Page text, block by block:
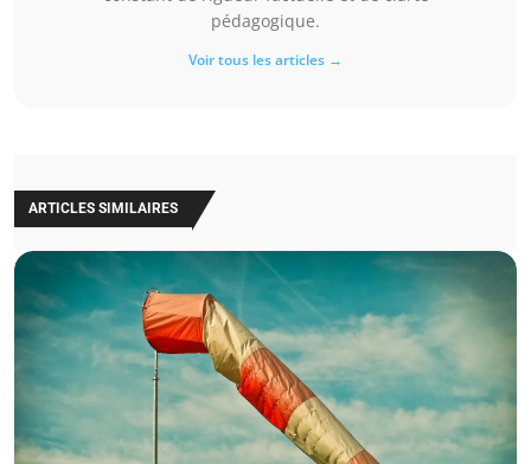
pédagogique.
Voir tous les articles →
ARTICLES SIMILAIRES